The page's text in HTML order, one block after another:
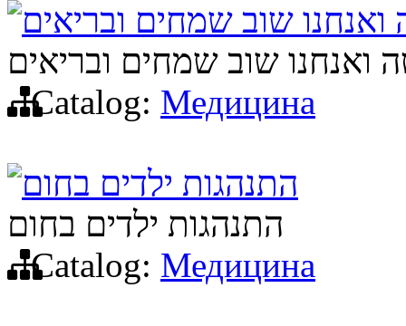
שוב שמחים ובריאים
ואנחנו שוב שמחים ובריאים
Catalog: Медицина
התנהגות ילדים בחום
התנהגות ילדים בחום
Catalog: Медицина